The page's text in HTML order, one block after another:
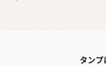
タン